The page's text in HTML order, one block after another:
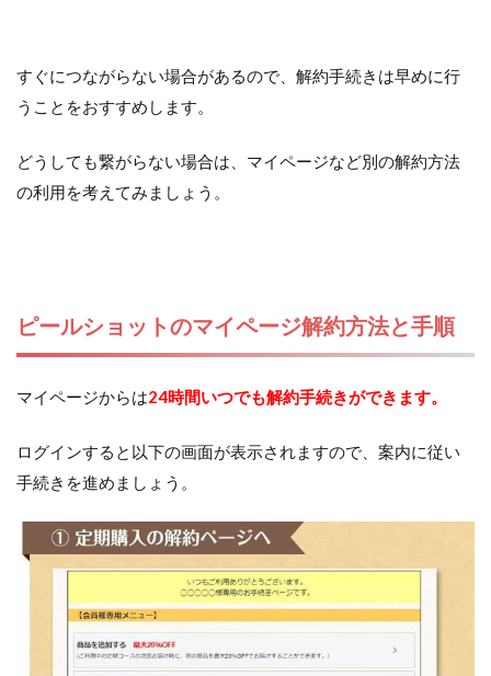
すぐにつながらない場合があるので、解約手続きは早めに行
うことをおすすめします。
どうしても繋がらない場合は、マイページなど別の解約方法
の利用を考えてみましょう。
ピールショットのマイページ解約方法と手順
マイページからは24時間いつでも解約手続きができます。
ログインすると以下の画面が表示されますので、案内に従い
手続きを進めましょう。